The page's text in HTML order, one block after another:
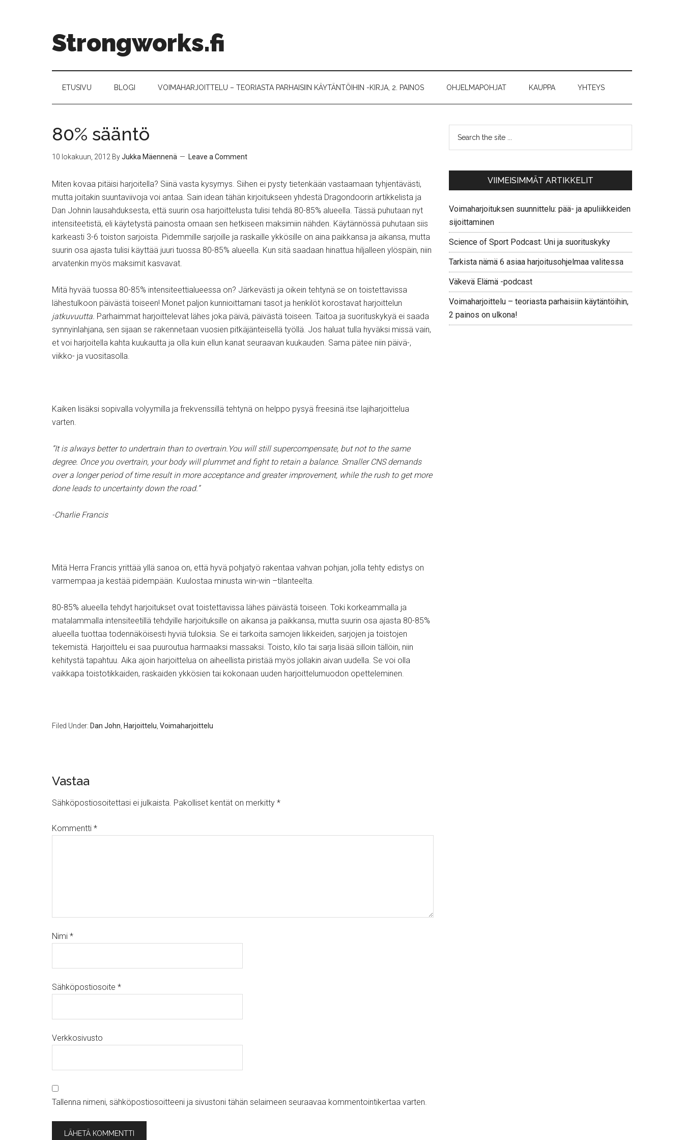
Strongworks.fi
ETUSIVU BLOGI VOIMAHARJOITTELU – TEORIASTA PARHAISIIN KÄYTÄNTÖIHIN -KIRJA, 2. PAINOS OHJELMAPOHJAT KAUPPA YHTEYS
80% sääntö
10 lokakuun, 2012 ByJukka Mäennenä Leave a Comment
Miten kovaa pitäisi harjoitella? Siinä vasta kysymys. Siihen ei pysty tietenkään vastaamaan tyhjentävästi,
mutta joitakin suuntaviivoja voi antaa. Sain idean tähän kirjoitukseen yhdestä Dragondoorin artikkelista ja
Dan Johnin lausahduksesta, että suurin osa harjoittelusta tulisi tehdä 80-85% alueella. Tässä puhutaan nyt
intensiteetistä, eli käytetystä painosta omaan sen hetkiseen maksimiin nähden. Käytännössä puhutaan siis
karkeasti 3-6 toiston sarjoista. Pidemmille sarjoille ja raskaille ykkösille on aina paikkansa ja aikansa, mutta
suurin osa ajasta tulisi käyttää juuri tuossa 80-85% alueella. Kun sitä saadaan hinattua hiljalleen ylöspäin, niin
arvatenkin myös maksimit kasvavat.
Mitä hyvää tuossa 80-85% intensiteettialueessa on? Järkevästi ja oikein tehtynä se on toistettavissa
lähestulkoon päivästä toiseen! Monet paljon kunnioittamani tasot ja henkilöt korostavat harjoittelun
jatkuvuutta. Parhaimmat harjoittelevat lähes joka päivä, päivästä toiseen. Taitoa ja suorituskykyä ei saada
synnyinlahjana, sen sijaan se rakennetaan vuosien pitkäjänteisellä työllä. Jos haluat tulla hyväksi missä vain,
et voi harjoitella kahta kuukautta ja olla kuin ellun kanat seuraavan kuukauden. Sama pätee niin päivä-,
viikko- ja vuositasolla.
Kaiken lisäksi sopivalla volyymilla ja frekvenssillä tehtynä on helppo pysyä freesinä itse lajiharjoittelua
varten.
”It is always better to undertrain than to overtrain.You will still supercompensate, but not to the same
degree. Once you overtrain, your body will plummet and fight to retain a balance. Smaller CNS demands
over a longer period of time result in more acceptance and greater improvement, while the rush to get more
done leads to uncertainty down the road.”
-Charlie Francis
Mitä Herra Francis yrittää yllä sanoa on, että hyvä pohjatyö rakentaa vahvan pohjan, jolla tehty edistys on
varmempaa ja kestää pidempään. Kuulostaa minusta win-win –tilanteelta.
80-85% alueella tehdyt harjoitukset ovat toistettavissa lähes päivästä toiseen. Toki korkeammalla ja
matalammalla intensiteetillä tehdyille harjoituksille on aikansa ja paikkansa, mutta suurin osa ajasta 80-85%
alueella tuottaa todennäköisesti hyviä tuloksia. Se ei tarkoita samojen liikkeiden, sarjojen ja toistojen
tekemistä. Harjoittelu ei saa puuroutua harmaaksi massaksi. Toisto, kilo tai sarja lisää silloin tällöin, niin
kehitystä tapahtuu. Aika ajoin harjoittelua on aiheellista piristää myös jollakin aivan uudella. Se voi olla
vaikkapa toistotikkaiden, raskaiden ykkösien tai kokonaan uuden harjoittelumuodon opetteleminen.
Filed Under: Dan John Harjoittelu Voimaharjoittelu
Vastaa
Sähköpostiosoitettasi ei julkaista. Pakolliset kentät on merkitty *
Kommentti *
Nimi *
Sähköpostiosoite *
Verkkosivusto
Tallenna nimeni, sähköpostiosoitteeni ja sivustoni tähän selaimeen seuraavaa kommentointikertaa varten.
VIIMEISIMMÄT ARTIKKELIT
Voimaharjoituksen suunnittelu: pää- ja apuliikkeiden
sijoittaminen
Science of Sport Podcast: Uni ja suorituskyky
Tarkista nämä 6 asiaa harjoitusohjelmaa valitessa
Väkevä Elämä -podcast
Voimaharjoittelu – teoriasta parhaisiin käytäntöihin,
2 painos on ulkona!